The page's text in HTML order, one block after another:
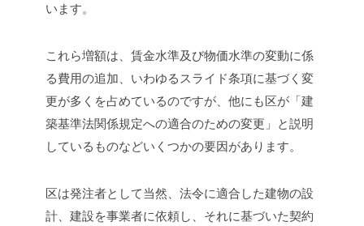
います。
これら増額は、賃金水準及び物価水準の変動に係
る費用の追加、いわゆるスライド条項に基づく変
更が多くを占めているのですが、他にも区が「建
築基準法関係規定への適合のための変更」と説明
しているものなどいくつかの要因があります。
区は発注者として当然、法令に適合した建物の設
計、建設を事業者に依頼し、それに基づいた契約